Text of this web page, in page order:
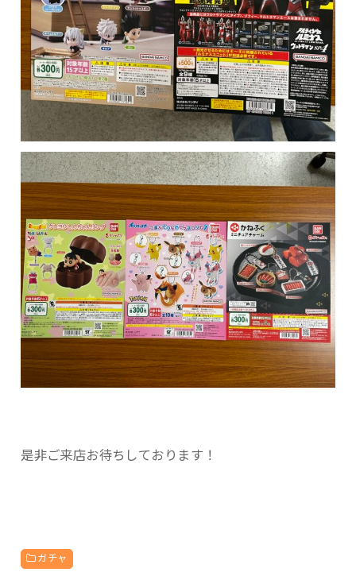
是非ご来店お待ちしております！
ガチャ